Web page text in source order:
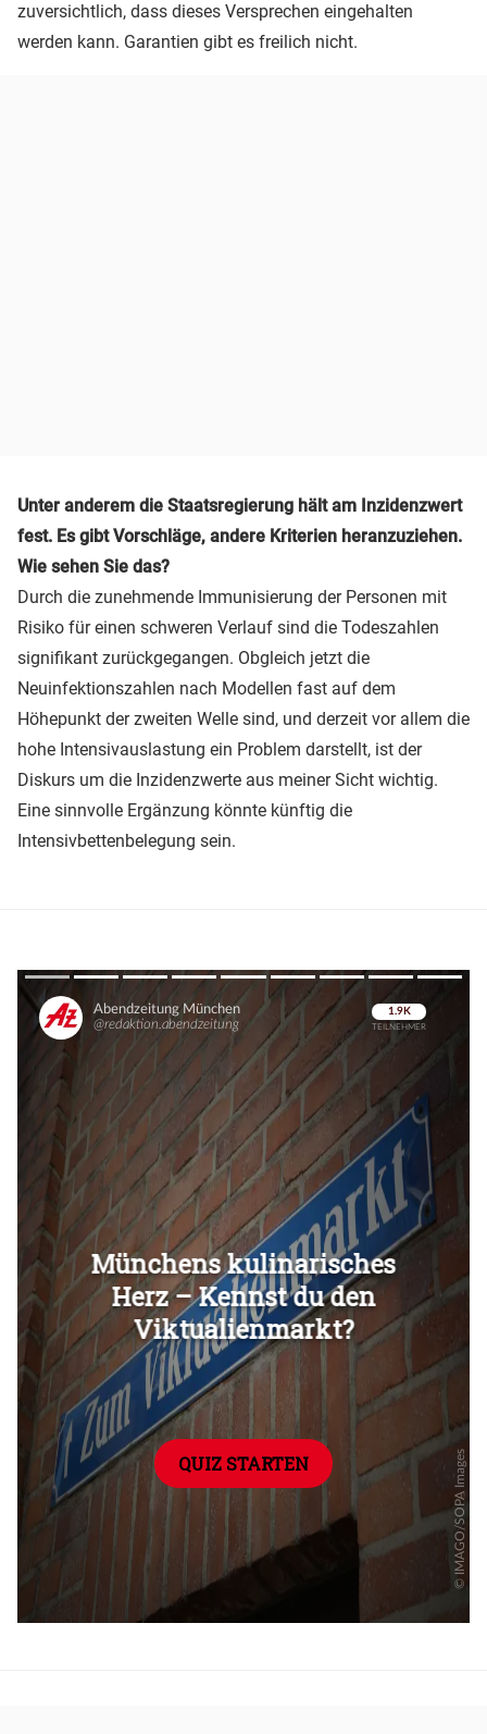
zuversichtlich, dass dieses Versprechen eingehalten
werden kann. Garantien gibt es freilich nicht.
Unter anderem die Staatsregierung hält am Inzidenzwert
fest. Es gibt Vorschläge, andere Kriterien heranzuziehen.
Wie sehen Sie das?
Durch die zunehmende Immunisierung der Personen mit
Risiko für einen schweren Verlauf sind die Todeszahlen
signifikant zurückgegangen. Obgleich jetzt die
Neuinfektionszahlen nach Modellen fast auf dem
Höhepunkt der zweiten Welle sind, und derzeit vor allem die
hohe Intensivauslastung ein Problem darstellt, ist der
Diskurs um die Inzidenzwerte aus meiner Sicht wichtig.
Eine sinnvolle Ergänzung könnte künftig die
Intensivbettenbelegung sein.
Überspringen
Überspringen